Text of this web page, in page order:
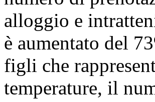
alloggio e
è aumentato del
figli che
temperature, il